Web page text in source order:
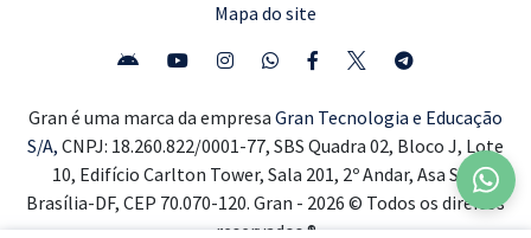
Mapa do site
Gran é uma marca da empresa Gran Tecnologia e Educação
S/A, CNPJ: 18.260.822/0001-77, SBS Quadra 02, Bloco J, Lote
10, Edifício Carlton Tower, Sala 201, 2º Andar, Asa Sul,
Brasília-DF, CEP 70.070-120. Gran - 2026 © Todos os direitos
reservados ®